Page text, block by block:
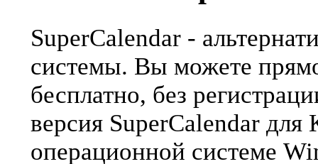
SuperCalendar -
системы. Вы можете
бесплатно, без
версия SuperCalendar
операционной системе